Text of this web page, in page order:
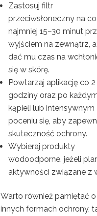
Zastosuj filtr
przeciwsłoneczny na co
najmniej 15–30 minut
wyjściem na zewnątrz,
dać mu czas na
się w skórę.
Powtarzaj aplikację co 2
godziny oraz po
kąpieli lub intensywnym
poceniu się, aby
skuteczność ochrony.
Wybieraj produkty
wodoodporne, jeżeli
aktywności związane z
Warto również pamiętać o
innych formach ochrony,